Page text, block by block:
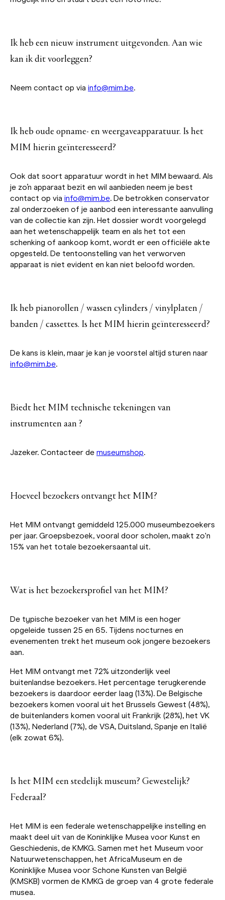
Ik heb een nieuw instrument uitgevonden. Aan wie
kan ik dit voorleggen?
Neem contact op via info@mim.be.
Ik heb oude opname- en weergaveapparatuur. Is het
MIM hierin geïnteresseerd?
Ook dat soort apparatuur wordt in het MIM bewaard. Als
je zo’n apparaat bezit en wil aanbieden neem je best
contact op via info@mim.be. De betrokken conservator
zal onderzoeken of je aanbod een interessante aanvulling
van de collectie kan zijn. Het dossier wordt voorgelegd
aan het wetenschappelijk team en als het tot een
schenking of aankoop komt, wordt er een officiële akte
opgesteld. De tentoonstelling van het verworven
apparaat is niet evident en kan niet beloofd worden.
Ik heb pianorollen / wassen cylinders / vinylplaten /
banden / cassettes. Is het MIM hierin geïnteresseerd?
De kans is klein, maar je kan je voorstel altijd sturen naar
info@mim.be.
Biedt het MIM technische tekeningen van
instrumenten aan ?
Jazeker. Contacteer de museumshop.
Hoeveel bezoekers ontvangt het MIM?
Het MIM ontvangt gemiddeld 125.000 museumbezoekers
per jaar. Groepsbezoek, vooral door scholen, maakt zo'n
15% van het totale bezoekersaantal uit.
Wat is het bezoekersprofiel van het MIM?
De typische bezoeker van het MIM is een hoger
opgeleide tussen 25 en 65. Tijdens nocturnes en
evenementen trekt het museum ook jongere bezoekers
aan.
Het MIM ontvangt met 72% uitzonderlijk veel
buitenlandse bezoekers. Het percentage terugkerende
bezoekers is daardoor eerder laag (13%). De Belgische
bezoekers komen vooral uit het Brussels Gewest (48%),
de buitenlanders komen vooral uit Frankrijk (28%), het VK
(13%), Nederland (7%), de VSA, Duitsland, Spanje en Italië
(elk zowat 6%).
Is het MIM een stedelijk museum? Gewestelijk?
Federaal?
Het MIM is een federale wetenschappelijke instelling en
maakt deel uit van de Koninklijke Musea voor Kunst en
Geschiedenis, de KMKG. Samen met het Museum voor
Natuurwetenschappen, het AfricaMuseum en de
Koninklijke Musea voor Schone Kunsten van België
(KMSKB) vormen de KMKG de groep van 4 grote federale
musea.